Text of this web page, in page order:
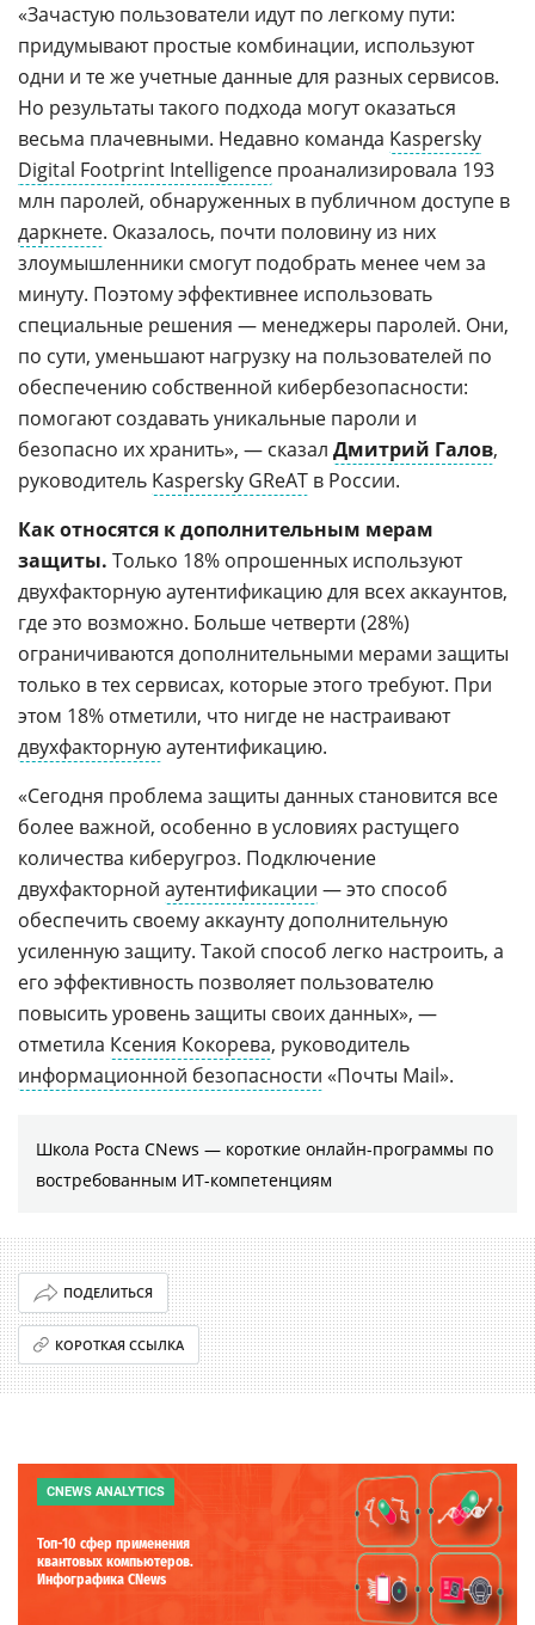
«Зачастую пользователи идут по легкому пути:
придумывают простые комбинации, используют
одни и те же учетные данные для разных сервисов.
Но результаты такого подхода могут оказаться
весьма плачевными. Недавно команда Kaspersky
Digital Footprint Intelligence проанализировала 193
млн паролей, обнаруженных в публичном доступе в
даркнете. Оказалось, почти половину из них
злоумышленники смогут подобрать менее чем за
минуту. Поэтому эффективнее использовать
специальные решения — менеджеры паролей. Они,
по сути, уменьшают нагрузку на пользователей по
обеспечению собственной кибербезопасности:
помогают создавать уникальные пароли и
безопасно их хранить», — сказал Дмитрий Галов,
руководитель Kaspersky GReAT в России.
Как относятся к дополнительным мерам
защиты. Только 18% опрошенных используют
двухфакторную аутентификацию для всех аккаунтов,
где это возможно. Больше четверти (28%)
ограничиваются дополнительными мерами защиты
только в тех сервисах, которые этого требуют. При
этом 18% отметили, что нигде не настраивают
двухфакторнуюаутентификацию.
«Сегодня проблема защиты данных становится все
более важной, особенно в условиях растущего
количества киберугроз. Подключение
двухфакторной аутентификации — это способ
обеспечить своему аккаунту дополнительную
усиленную защиту. Такой способ легко настроить, а
его эффективность позволяет пользователю
повысить уровень защиты своих данных», —
отметила Ксения Кокорева, руководитель
информационной безопасности «Почты Mail».
Школа Роста CNews — короткие онлайн-программы по
востребованным ИТ-компетенциям
ПОДЕЛИТЬСЯ
КОРОТКАЯ ССЫЛКА
CNEWS ANALYTICS
Топ-10 сфер применения
квантовых компьютеров.
Инфографика CNews